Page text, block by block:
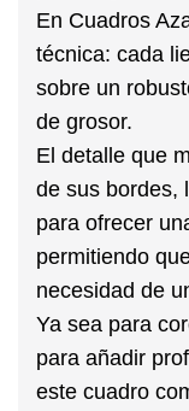
En Cuadros
técnica: cada
sobre un
de grosor.
El detalle que
de sus bordes,
para ofrecer
permitiendo
necesidad de
Ya sea para
para añadir
este cuadro